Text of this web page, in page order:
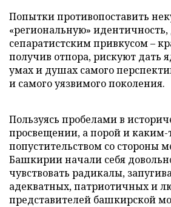
Попытки противопоставить
«региональную»
сепаратистским привкусом –
получив отпора, рискуют дать
умах и душах самого
и самого уязвимого поколения.
Пользуясь пробелами в
просвещении, а порой и
попустительством со стороны
Башкирии начали себя
чувствовать радикалы,
адекватных, патриотичных и
представителей башкирской